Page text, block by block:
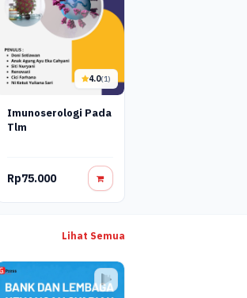
4.0(1)
Imunoserologi Pada
Tlm
Rp75.000
Lihat Semua